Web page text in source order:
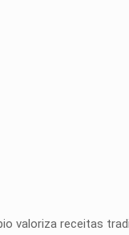
valoriza receitas